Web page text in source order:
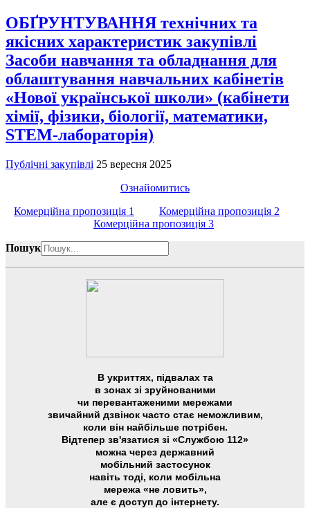
ОБҐРУНТУВАННЯ технічних та
якісних характеристик закупівлі
Засоби навчання та обладнання для
облаштування навчальних кабінетів
«Нової української школи» (кабінети
хімії, фізики, біології, математики,
STEM-лабораторія)
Публічні закупівлі 25 вересня 2025
Ознайомитись
Комерційна пропозиція 1
Комерційна пропозиція 2
Комерційна пропозиція 3
Пошук
В укриттях, підвалах та
в зонах зі зруйнованими
чи перевантаженими мережами
звичайний дзвінок часто стає неможливим,
коли він найбільше потрібен.
Відтепер зв'язатися зі «Службою 112»
можна через державний
мобільний застосунок
навіть тоді, коли мобільна
мережа «не ловить»,
але є доступ до інтернету.